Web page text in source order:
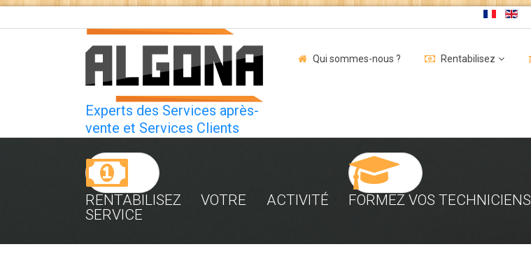
Experts des Services après-
vente et Services Clients
Qui sommes-nous ? Rentabilisez
RENTABILISEZ VOTRE ACTIVITÉ
SERVICE
FORMEZ VOS TECHNICIENS